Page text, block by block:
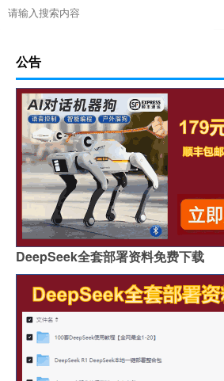
公告
DeepSeek全套部署资料免费下载